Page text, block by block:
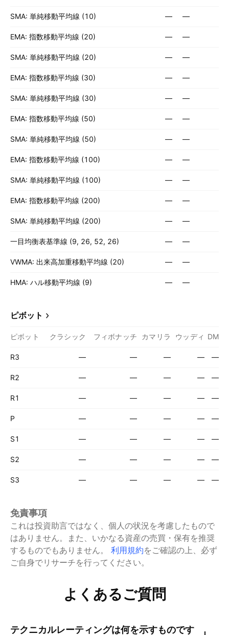
SMA: 単純移動平均線 (10) — —
EMA: 指数移動平均線 (20) — —
SMA: 単純移動平均線 (20) — —
EMA: 指数移動平均線 (30) — —
SMA: 単純移動平均線 (30) — —
EMA: 指数移動平均線 (50) — —
SMA: 単純移動平均線 (50) — —
EMA: 指数移動平均線 (100) — —
SMA: 単純移動平均線 (100) — —
EMA: 指数移動平均線 (200) — —
SMA: 単純移動平均線 (200) — —
一目均衡表基準線 (9, 26, 52, 26) — —
VWMA: 出来高加重移動平均線 (20) — —
HMA: ハル移動平均線 (9) — —
ピボット
ピボット クラシック フィボナッチ カマリラ ウッディ DM
R3 — — — — —
R2 — — — — —
R1 — — — — —
P — — — — —
S1 — — — — —
S2 — — — — —
S3 — — — — —
免責事項
これは投資助言ではなく、個人の状況を考慮したもので
はありません。また、いかなる資産の売買・保有を推奨
するものでもありません。
利用規約をご確認の上、必ず
ご自身でリサーチを行ってください。
よくあるご質問
テクニカルレーティングは何を示すものです